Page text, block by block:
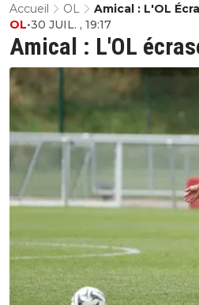
Accueil OL Amical : L'OL
Amical : L'OL
OL•30 JUIL. , 19:17